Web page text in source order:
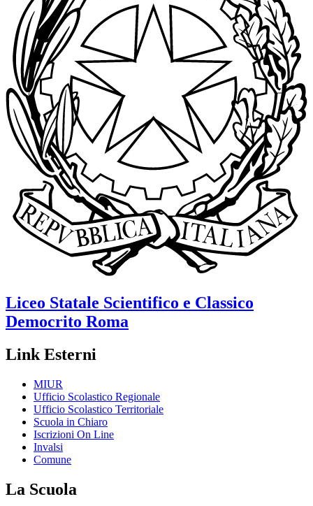
Liceo Statale Scientifico e Classico
Democrito Roma
Link Esterni
MIUR
Ufficio Scolastico Regionale
Ufficio Scolastico Territoriale
Scuola in Chiaro
Iscrizioni On Line
Invalsi
Comune
La Scuola